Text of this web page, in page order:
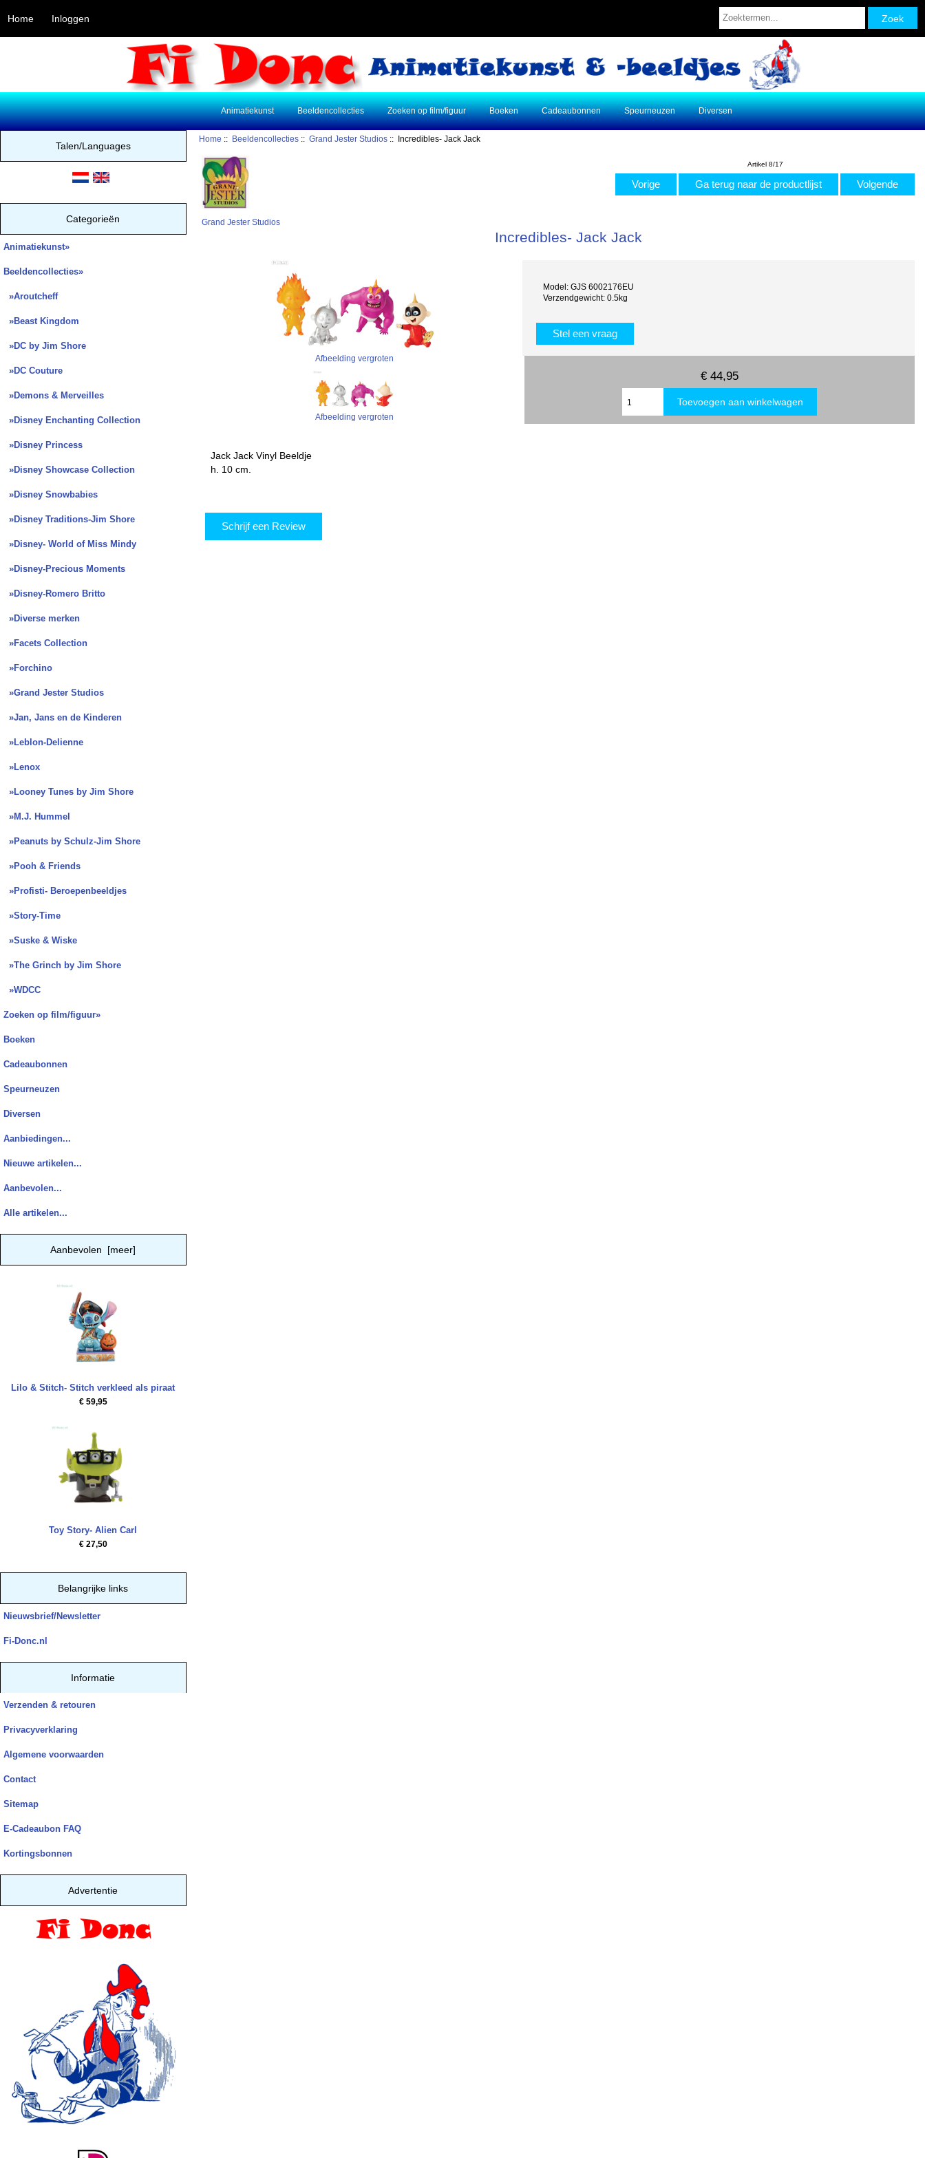
Home Inloggen
Animatiekunst Beeldencollecties Zoeken op film/figuur Boeken Cadeaubonnen Speurneuzen Diversen
Talen/Languages
Categorieën
Animatiekunst»
Beeldencollecties»
»Aroutcheff
»Beast Kingdom
»DC by Jim Shore
»DC Couture
»Demons & Merveilles
»Disney Enchanting Collection
»Disney Princess
»Disney Showcase Collection
»Disney Snowbabies
»Disney Traditions-Jim Shore
»Disney- World of Miss Mindy
»Disney-Precious Moments
»Disney-Romero Britto
»Diverse merken
»Facets Collection
»Forchino
»Grand Jester Studios
»Jan, Jans en de Kinderen
»Leblon-Delienne
»Lenox
»Looney Tunes by Jim Shore
»M.J. Hummel
»Peanuts by Schulz-Jim Shore
»Pooh & Friends
»Profisti- Beroepenbeeldjes
»Story-Time
»Suske & Wiske
»The Grinch by Jim Shore
»WDCC
Zoeken op film/figuur»
Boeken
Cadeaubonnen
Speurneuzen
Diversen
Aanbiedingen...
Nieuwe artikelen...
Aanbevolen...
Alle artikelen...
Aanbevolen [meer]
Lilo & Stitch- Stitch verkleed als piraat
€ 59,95
Toy Story- Alien Carl
€ 27,50
Belangrijke links
Nieuwsbrief/Newsletter
Fi-Donc.nl
Informatie
Verzenden & retouren
Privacyverklaring
Algemene voorwaarden
Contact
Sitemap
E-Cadeaubon FAQ
Kortingsbonnen
Advertentie
Home :: Beeldencollecties ::Grand Jester Studios :: Incredibles- Jack Jack
Grand Jester Studios
Artikel 8/17
Vorige Ga terug naar de productlijst Volgende
Incredibles- Jack Jack
Afbeelding vergroten
Afbeelding vergroten
Model: GJS 6002176EU
Verzendgewicht: 0.5kg
Stel een vraag
€ 44,95
Jack Jack Vinyl Beeldje
h. 10 cm.
Schrijf een Review